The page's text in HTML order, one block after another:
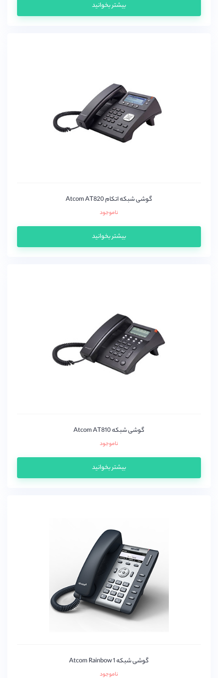
بیشتر بخوانید
گوشی شبکه اتکام Atcom AT820
ناموجود
بیشتر بخوانید
گوشی شبکه Atcom AT810
ناموجود
بیشتر بخوانید
گوشی شبکه Atcom Rainbow 1
ناموجود